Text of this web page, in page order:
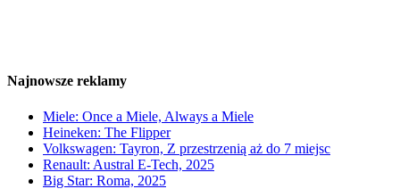
Najnowsze reklamy
Miele: Once a Miele, Always a Miele
Heineken: The Flipper
Volkswagen: Tayron, Z przestrzenią aż do 7 miejsc
Renault: Austral E-Tech, 2025
Big Star: Roma, 2025